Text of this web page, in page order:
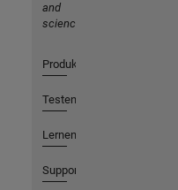
and
science
Produkte
Testen oder Kaufen
Lernen
Support